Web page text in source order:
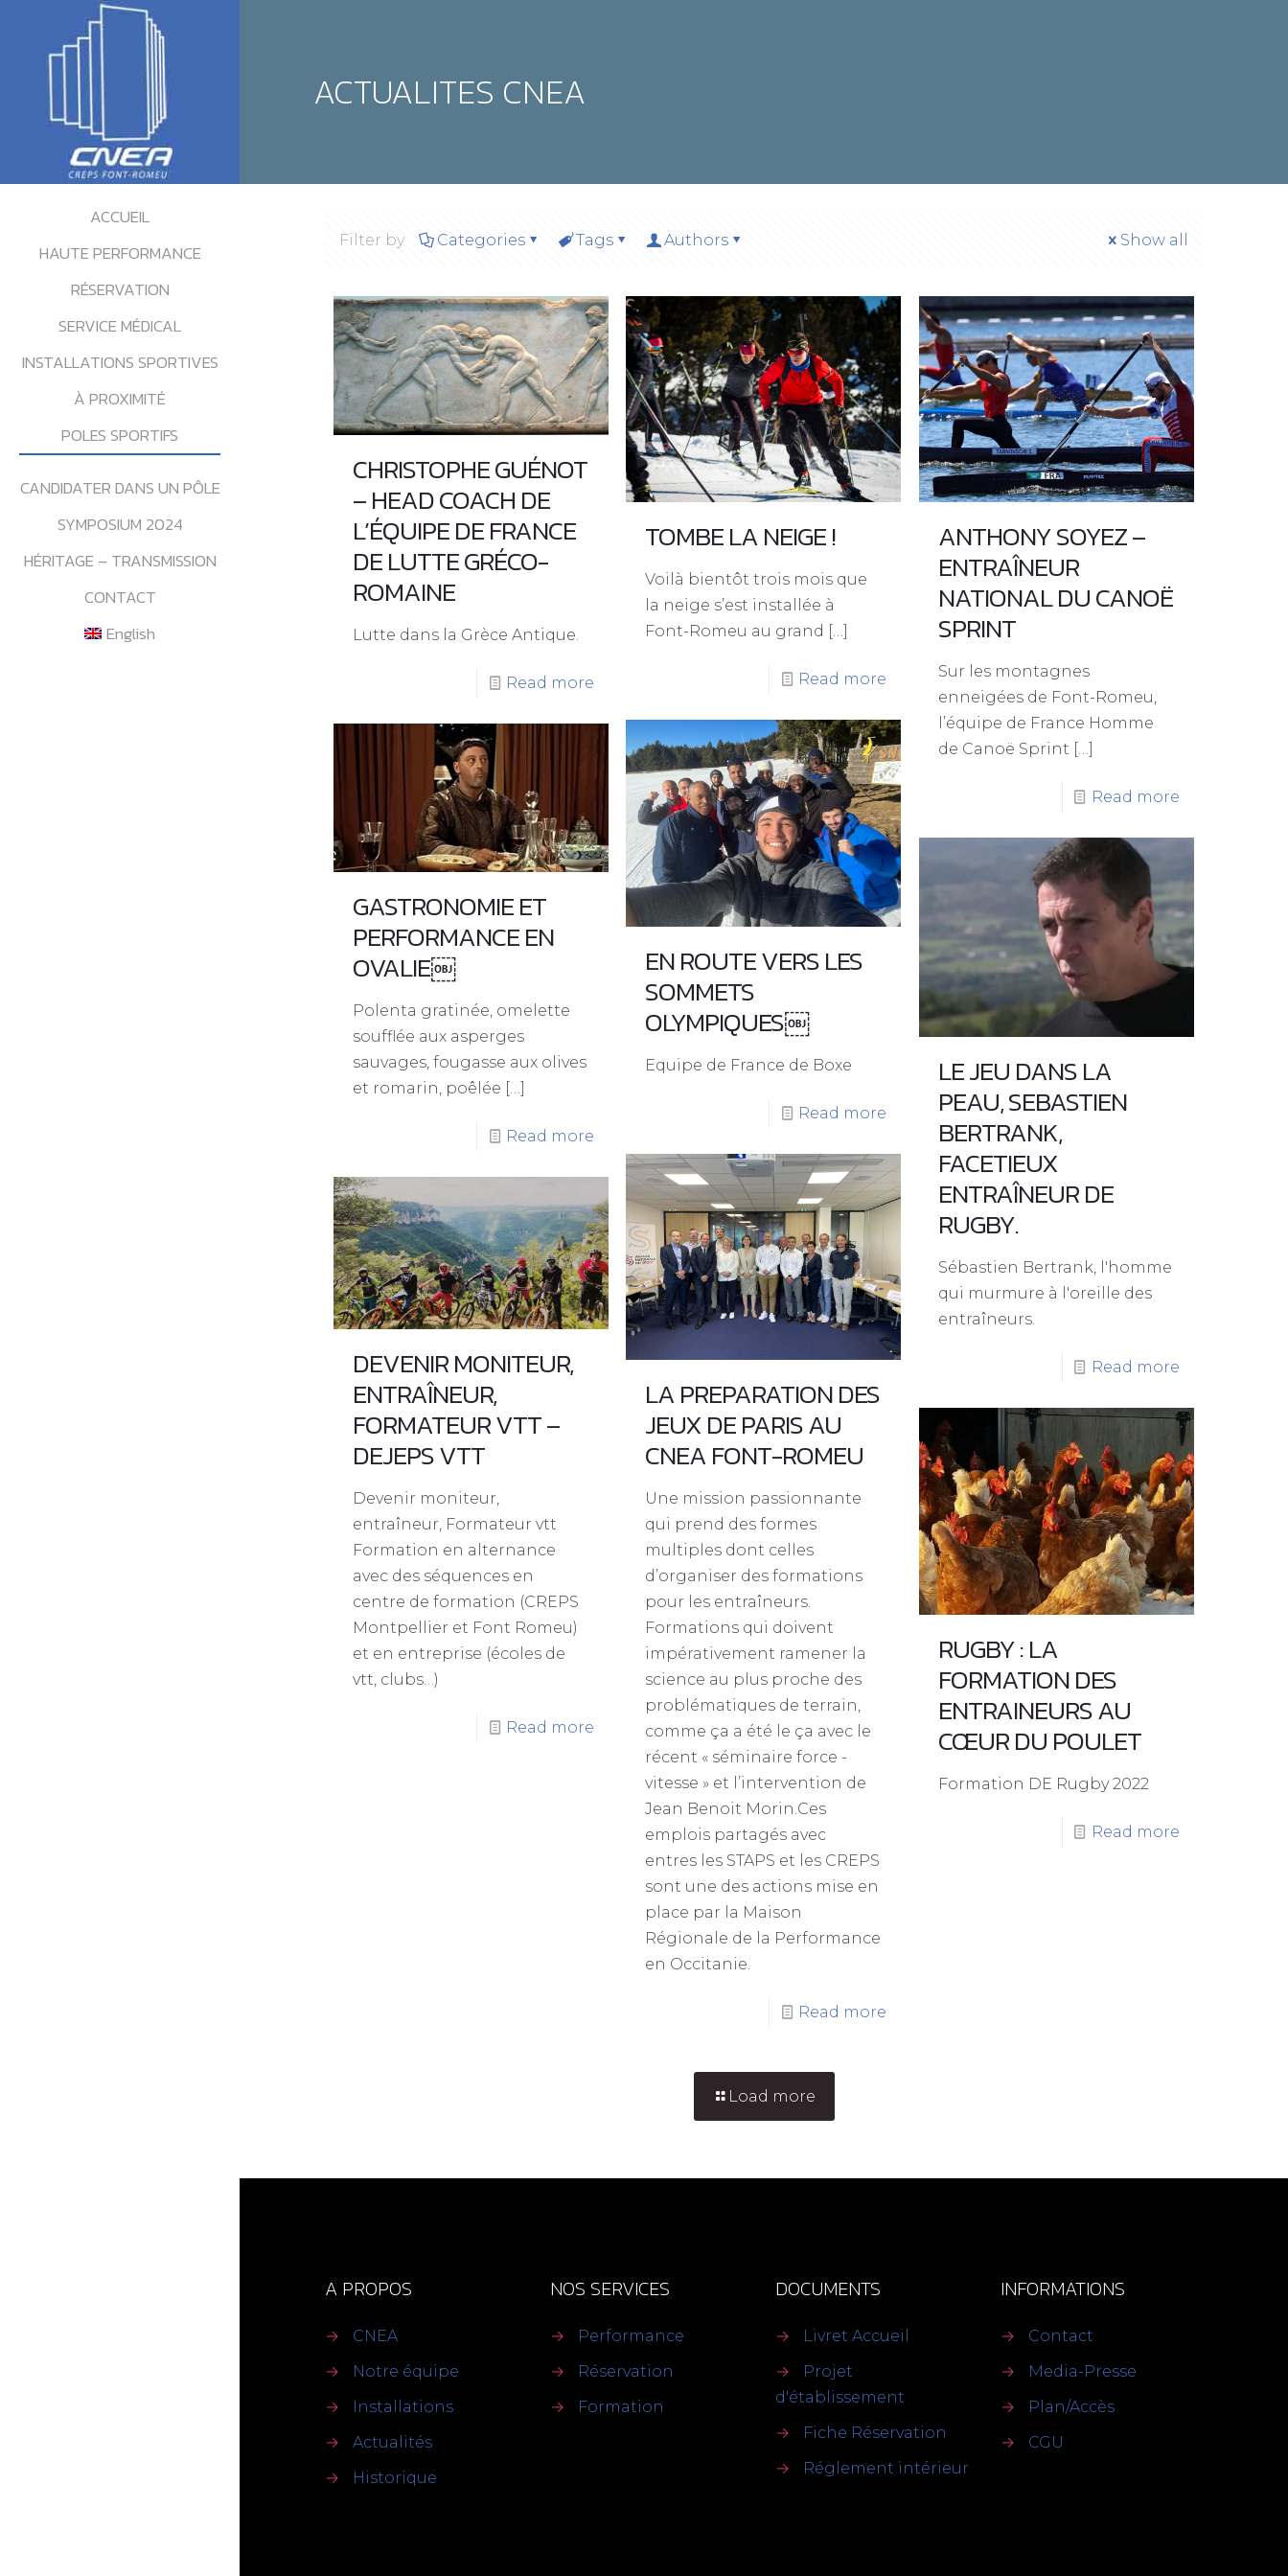
ACCUEIL
HAUTE PERFORMANCE
RÉSERVATION
SERVICE MÉDICAL
INSTALLATIONS SPORTIVES
À PROXIMITÉ
POLES SPORTIFS
CANDIDATER DANS UN PÔLE
SYMPOSIUM 2024
HÉRITAGE – TRANSMISSION
CONTACT
English
ACTUALITES CNEA
Filter by Categories Tags Authors Show all
CHRISTOPHE GUÉNOT
– HEAD COACH DE
L’ÉQUIPE DE FRANCE
DE LUTTE GRÉCO-
ROMAINE
Lutte dans la Grèce Antique.
Read more
TOMBE LA NEIGE !
Voilà bientôt trois mois que
la neige s’est installée à
Font-Romeu au grand
[…]
Read more
ANTHONY SOYEZ –
ENTRAÎNEUR
NATIONAL DU CANOË
SPRINT
Sur les montagnes
enneigées de Font-Romeu,
l’équipe de France Homme
de Canoë Sprint […]
Read more
EN ROUTE VERS LES
SOMMETS
OLYMPIQUES￼
Equipe de France de Boxe
Read more
GASTRONOMIE ET
PERFORMANCE EN
OVALIE￼
Polenta gratinée, omelette
soufflée aux asperges
sauvages, fougasse aux olives
et romarin, poêlée […]
Read more
LE JEU DANS LA
PEAU, SEBASTIEN
BERTRANK,
FACETIEUX
ENTRAÎNEUR DE
RUGBY.
Sébastien Bertrank, l'homme
qui murmure à l'oreille des
entraîneurs.
Read more
LA PREPARATION DES
JEUX DE PARIS AU
CNEA FONT-ROMEU
Une mission passionnante
qui prend des formes
multiples dont celles
d’organiser des formations
pour les entraîneurs.
Formations qui doivent
impérativement ramener la
science au plus proche des
problématiques de terrain,
comme ça a été le ça avec le
récent « séminaire force -
vitesse » et l’intervention de
Jean Benoit Morin.Ces
emplois partagés avec
entres les STAPS et les CREPS
sont une des actions mise en
place par la Maison
Régionale de la Performance
en Occitanie.
Read more
DEVENIR MONITEUR,
ENTRAÎNEUR,
FORMATEUR VTT –
DEJEPS VTT
Devenir moniteur,
entraîneur, Formateur vtt
Formation en alternance
avec des séquences en
centre de formation (CREPS
Montpellier et Font Romeu)
et en entreprise (écoles de
vtt, clubs…)
Read more
RUGBY : LA
FORMATION DES
ENTRAINEURS AU
CŒUR DU POULET
Formation DE Rugby 2022
Read more
Load more
A PROPOS
→
CNEA
→
Notre équipe
→
Installations
→
Actualités
→
Historique
NOS SERVICES
→
Performance
→
Réservation
→
Formation
DOCUMENTS
→
Livret Accueil
→
Projet
d'établissement
→
Fiche Réservation
→
Réglement intérieur
INFORMATIONS
→
Contact
→
Media-Presse
→
Plan/Accès
→
CGU